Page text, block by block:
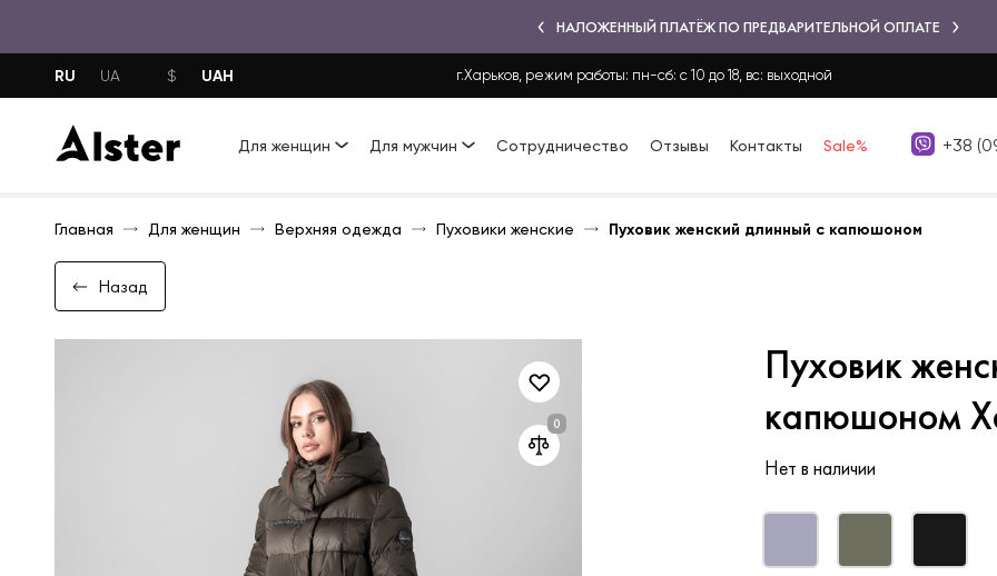
НАЛОЖЕННЫЙ ПЛАТЁЖ ПО ПРЕДВАРИТЕЛЬНОЙ ОПЛАТЕ
RU UA $ UAH г.Харьков, режим работы: пн-сб: с 10 до 18, вс: выходной
Для женщин Для мужчин Сотрудничество Отзывы Контакты Sale% +38
Главная Для женщин Верхняя одежда Пуховики женские Пуховик женский длинный с капюшоном
Назад
Пуховик
капюшоном
Нет в наличии